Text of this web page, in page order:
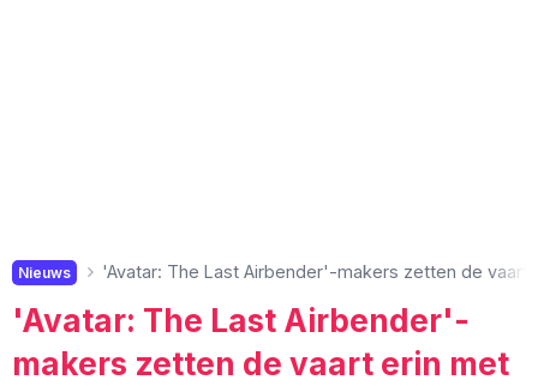
Nieuws 'Avatar: The Last Airbender'-makers zetten de vaart
'Avatar: The Last Airbender'-
makers zetten de vaart erin met